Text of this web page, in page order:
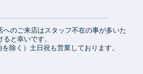
のご来店はスタッフ不在の事が多いた
と幸いです。
除く）土日祝も営業しております。